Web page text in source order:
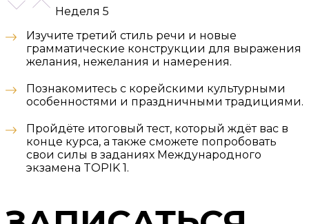
Неделя 5
Изучите третий стиль речи и новые
грамматические конструкции для выражения
желания, нежелания и намерения.
Познакомитесь с корейскими культурными
особенностями и праздничными традициями.
Пройдёте итоговый тест, который ждёт вас в
конце курса, а также сможете попробовать
свои силы в заданиях Международного
экзамена TOPIK 1.